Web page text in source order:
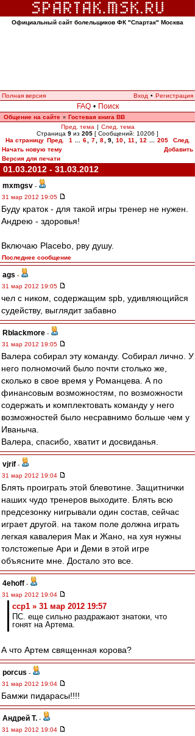
Официальный сайт болельщиков ФК "Спартак" Москва
Полная версия Вход • Регистрация
FAQ • Поиск
Общение на сайте » Гостевая книга ВВ
Пред. тема | След. тема
Страница 9 из 205 [ Сообщений: 10206 ]
На страницу Пред. 1 6 7 8 9, 10 11 12 205
След.
Начать новую тему
Добавить
Версия для печати
01.03.2012 - 31.03.2012
mxmgsv -
31 мар 2012 19:05
Буду краток - для такой игры тренер не нужен.
Андрею - здоровья!
Включаю Placebo, рву душу.
Последнее сообщение
ags -
31 мар 2012 19:05
чел с ником, содержащим spb, удивляющийся
судейству, выглядит забавно
Rblackmore -
31 мар 2012 19:05
Валера собирал эту команду. Собирал лично. У
него полномочий было почти столько же,
сколько в свое время у Романцева. А по
финансовым возможностям, по возможности
содержать и комплектовать команду у него
возможностей было несравнимо больше чем у
Иваныча.
Валера, спасибо, хватит и досвиданья.
vjrif -
31 мар 2012 19:04
Блять проиграть этой блевотине. Защитнички
наших чудо тренеров выходите. Блять всю
предсезонку нигрывали один состав, сейчас
играет другой. на таком поле должна играть
легкая кавалерия Мак и Жано, на хуя нужны
толстожепые Ари и Деми в этой игре
объясните мне. Достало это все.
4ehoff -
31 мар 2012 19:04
ccp1 » 31 мар 2012 19:57
ПС. еще сильно раздражают знатоки, что
гонят на Артема.
А что Артем священная корова?
porcus -
31 мар 2012 19:04
Бамжи пидарасы!!!!
Андрей Т. -
31 мар 2012 19:04